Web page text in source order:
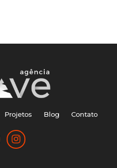
Projetos Blog Contato